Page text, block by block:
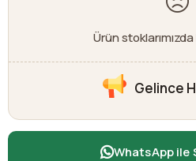
Ürün stoklarımızda
Gelince
WhatsApp ile